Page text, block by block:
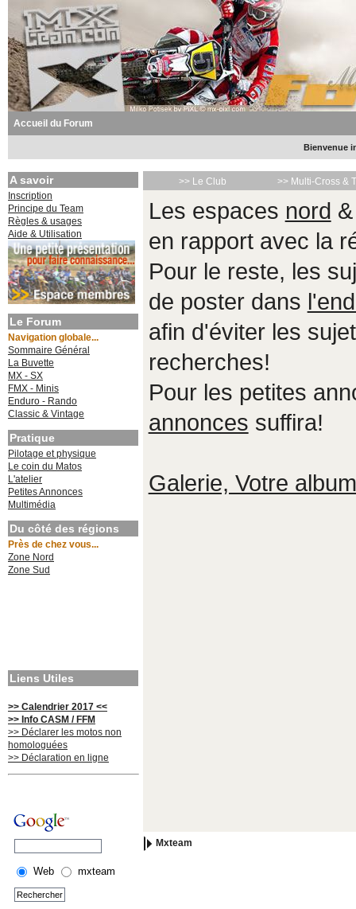
Accueil du Forum
Bienvenue
A savoir
Inscription
Principe du Team
Règles & usages
Aide & Utilisation
Le Forum
Navigation globale...
Sommaire Général
La Buvette
MX - SX
FMX - Minis
Enduro - Rando
Classic & Vintage
Pratique
Pilotage et physique
Le coin du Matos
L'atelier
Petites Annonces
Multimédia
Du côté des régions
Près de chez vous...
Zone Nord
Zone Sud
Liens Utiles
>> Calendrier 2017 <<
>> Info CASM / FFM
>> Déclarer les motos non
homologuées
>> Déclaration en ligne
Web mxteam
>> Le Club >> Multi-Cross &
Les espaces nord
en rapport avec la
Pour le reste, les
de poster dans
afin d'éviter les
recherches!
Pour les petites
annonces suffira!
Galerie, Votre
Mxteam